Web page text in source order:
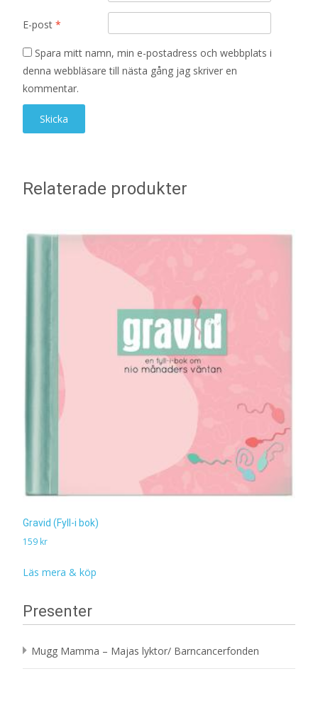
E-post *
Spara mitt namn, min e-postadress och webbplats i
denna webbläsare till nästa gång jag skriver en
kommentar.
Relaterade produkter
Gravid (Fyll-i bok)
159 kr
Läs mera & köp
Presenter
Mugg Mamma – Majas lyktor/ Barncancerfonden